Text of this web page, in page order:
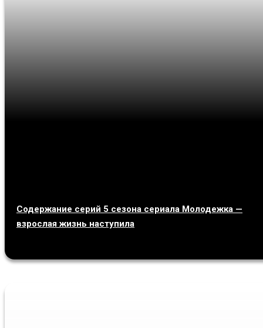
Содержание серий 5 сезона сериала Молодежка —
взрослая жизнь наступила